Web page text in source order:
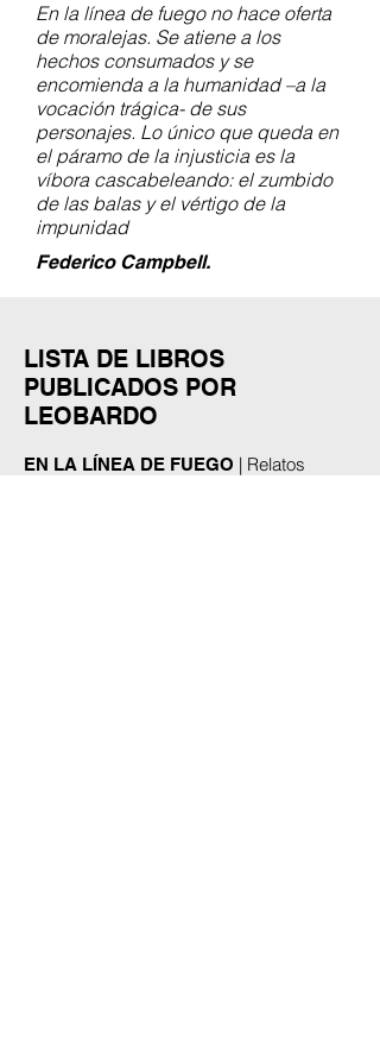
En la línea de fuego no hace oferta
de moralejas. Se atiene a los
hechos consumados y se
encomienda a la humanidad –a la
vocación trágica- de sus
personajes. Lo único que queda en
el páramo de la injusticia es la
víbora cascabeleando: el zumbido
de las balas y el vértigo de la
impunidad
Federico Campbell.
LISTA DE LIBROS
PUBLICADOS POR
LEOBARDO
EN LA LÍNEA DE FUEGO | Relatos